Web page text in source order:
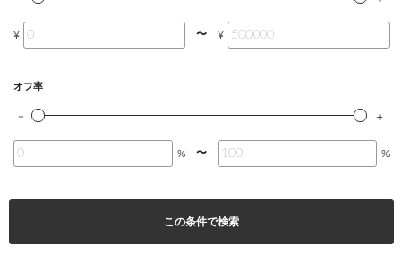
¥ 〜 ¥
オフ率
% 〜 %
この条件で検索